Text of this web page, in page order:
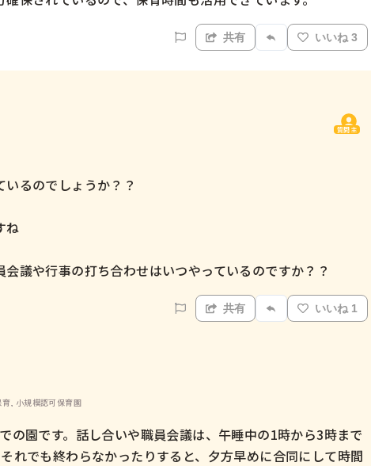
共有 いいね 3
質問主
るのでしょうか？？
ね
議や行事の打ち合わせはいつやっているのですか？？
共有 いいね 1
, 小規模認可保育園
の園です。話し合いや職員会議は、午睡中の1時から3時まで
れでも終わらなかったりすると、夕方早めに合同にして時間